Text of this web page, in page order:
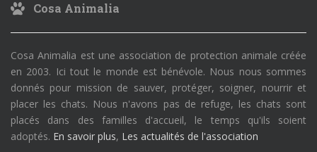
Cosa Animalia
Cosa Animalia est une association de protection animale créée
en 2003. Ici tout le monde est bénévole. Nous nous sommes
donnés pour mission de sauver, protéger, soigner, nourrir et
placer les chats. Nous n'avons pas de refuge, les chats sont
placés dans des familles d'accueil, le temps qu'ils soient
adoptés. En savoir plus, Les actualités de l'association